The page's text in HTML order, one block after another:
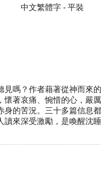
中文繁體字 - 平裝
見嗎？作者藉著從神而來
懷著哀痛、惋惜的心，嚴
身的苦況。三十多篇信息
讀來深受激勵，是喚醒沈